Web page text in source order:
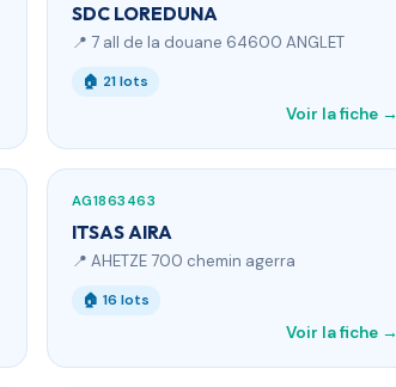
SDC LOREDUNA
📍 7 all de la douane 64600 ANGLET
🏠 21 lots
Voir la fiche →
AG1863463
ITSAS AIRA
📍 AHETZE 700 chemin agerra
🏠 16 lots
Voir la fiche →